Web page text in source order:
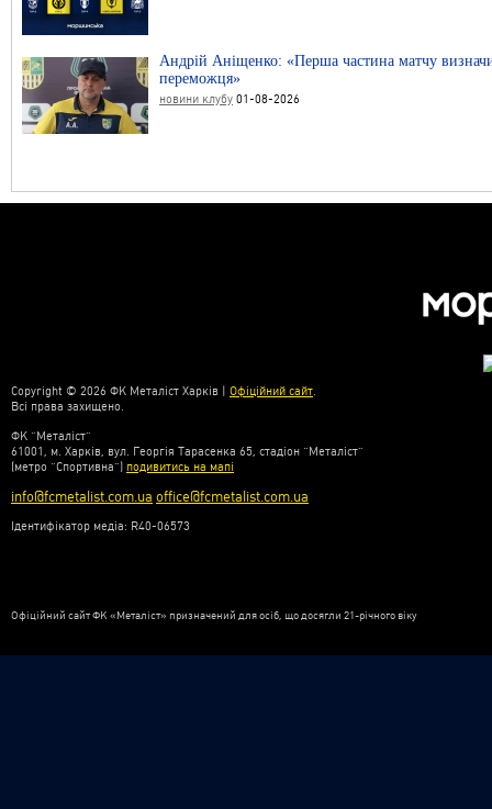
Андрій Аніщенко: «Перша частина матчу
переможця»
новини клубу 01-08-2026
Copyright © 2026 ФК Металіст Харків | Офіційний сайт.
Всі права захищено.
ФК “Металіст”
61001, м. Харків, вул. Георгія Тарасенка 65, стадіон “Металіст”
(метро “Спортивна”) подивитись на мапі
info@fcmetalist.com.ua office@fcmetalist.com.ua
Ідентифікатор медіа: R40-06573
Офіційний сайт ФК «Металіст» призначений для осіб, що досягли 21-річного віку